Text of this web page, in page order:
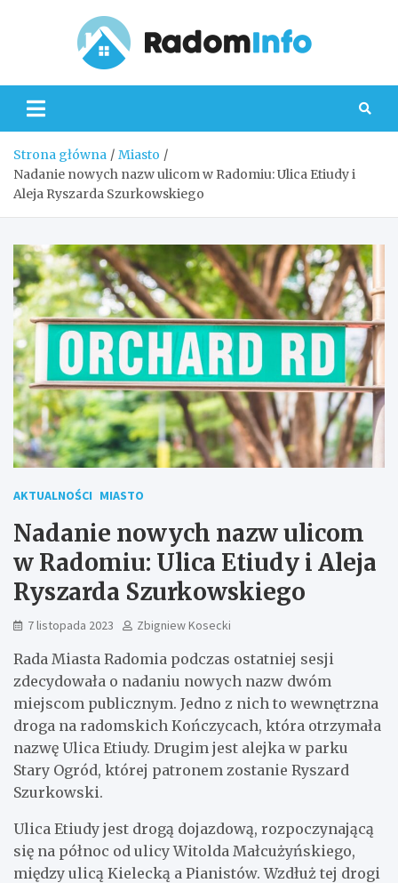
Strona główna
Miasto
Nadanie nowych nazw ulicom w Radomiu: Ulica Etiudy i
Aleja Ryszarda Szurkowskiego
AKTUALNOŚCI MIASTO
Nadanie nowych nazw ulicom
w Radomiu: Ulica Etiudy i Aleja
Ryszarda Szurkowskiego
7 listopada 2023 Zbigniew Kosecki
Rada Miasta Radomia podczas ostatniej sesji
zdecydowała o nadaniu nowych nazw dwóm
miejscom publicznym. Jedno z nich to wewnętrzna
droga na radomskich Kończycach, która otrzymała
nazwę Ulica Etiudy. Drugim jest alejka w parku
Stary Ogród, której patronem zostanie Ryszard
Szurkowski.
Ulica Etiudy jest drogą dojazdową, rozpoczynającą
się na północ od ulicy Witolda Małcużyńskiego,
między ulicą Kielecką a Pianistów. Wzdłuż tej drogi